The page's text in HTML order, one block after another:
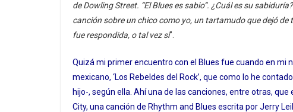
de Dowling Street. “El Blues es sabio”. ¿Cuál es su
canción sobre un chico como yo, un tartamudo que dejó
fue respondida, o tal vez sí”.
Quizá mi primer encuentro con el Blues fue cuando en mi
mexicano, ‘Los Rebeldes del Rock’, que como lo he
hijo-, según ella. Ahí una de las canciones, entre otras,
City, una canción de Rhythm and Blues escrita por Jerry